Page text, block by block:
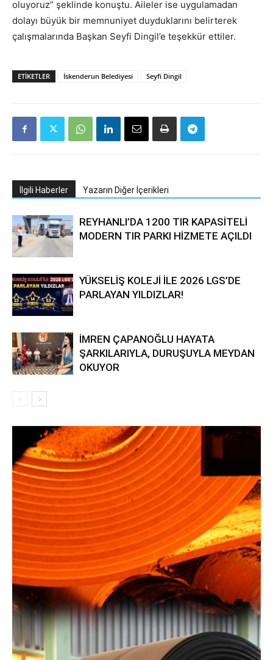
oluyoruz” şeklinde konuştu. Aileler ise uygulamadan
dolayı büyük bir memnuniyet duyduklarını belirterek
çalışmalarında Başkan Seyfi Dingil’e teşekkür ettiler.
ETIKETLER İskenderun Belediyesi Seyfi Dingil
İlgili Haberler Yazarın Diğer İçerikleri
REYHANLI’DA 1200 TIR KAPASİTELİ
MODERN TIR PARKI HİZMETE AÇILDI
YÜKSELİŞ KOLEJİ İLE 2026 LGS’DE
PARLAYAN YILDIZLAR!
İMREN ÇAPANOĞLU HAYATA
ŞARKILARIYLA, DURUŞUYLA MEYDAN
OKUYOR